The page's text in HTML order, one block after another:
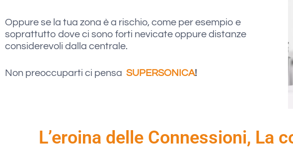
Oppure se la tua zona è a rischio, come per esempio e
soprattutto dove ci sono forti nevicate oppure distanze
considerevoli dalla centrale.
Non preoccuparti ci pensa SUPERSONICA!
L’eroina delle Connessioni, La